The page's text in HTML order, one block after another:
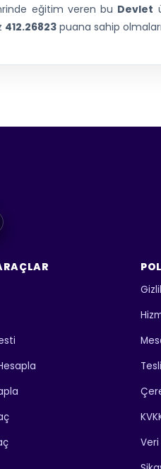
eğitim veren bu Devlet
412.26823 puana sahip